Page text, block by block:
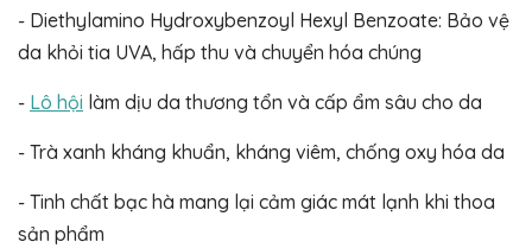
- Diethylamino Hydroxybenzoyl Hexyl Benzoate: Bảo vệ
da khỏi tia UVA, hấp thu và chuyển hóa chúng
- Lô hội làm dịu da thương tổn và cấp ẩm sâu cho da
- Trà xanh kháng khuẩn, kháng viêm, chống oxy hóa da
- Tinh chất bạc hà mang lại cảm giác mát lạnh khi thoa
sản phẩm